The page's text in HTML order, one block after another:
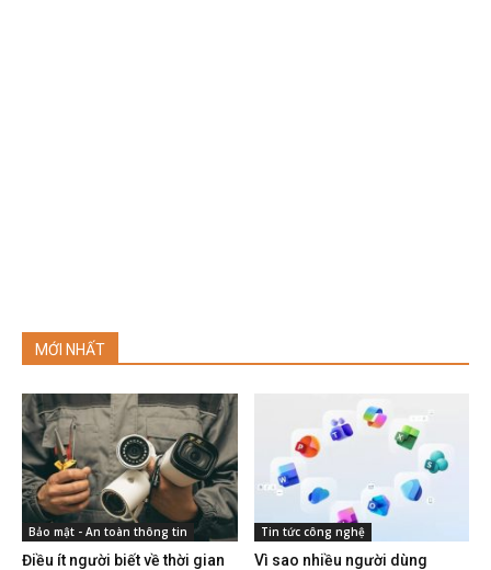
MỚI NHẤT
Bảo mật - An toàn thông tin
Điều ít người biết về thời gian
Tin tức công nghệ
Vì sao nhiều người dùng